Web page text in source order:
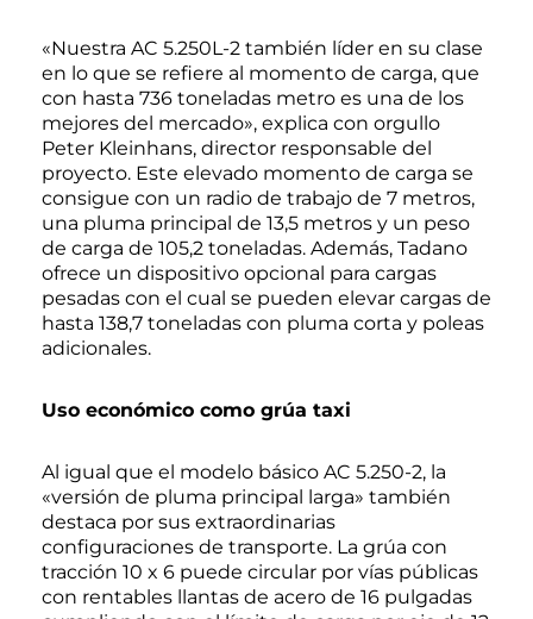
«Nuestra AC 5.250L-2 también líder en su clase
en lo que se refiere al momento de carga, que
con hasta 736 toneladas metro es una de los
mejores del mercado», explica con orgullo
Peter Kleinhans, director responsable del
proyecto. Este elevado momento de carga se
consigue con un radio de trabajo de 7 metros,
una pluma principal de 13,5 metros y un peso
de carga de 105,2 toneladas. Además, Tadano
ofrece un dispositivo opcional para cargas
pesadas con el cual se pueden elevar cargas de
hasta 138,7 toneladas con pluma corta y poleas
adicionales.
Uso económico como grúa taxi
Al igual que el modelo básico AC 5.250-2, la
«versión de pluma principal larga» también
destaca por sus extraordinarias
configuraciones de transporte. La grúa con
tracción 10 x 6 puede circular por vías públicas
con rentables llantas de acero de 16 pulgadas